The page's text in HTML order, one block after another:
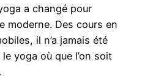
a changé pour
moderne. Des cours en
il n’a jamais été
yoga où que l’on soit